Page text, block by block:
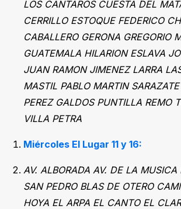
LOS CANTAROS CUESTA DEL
CERRILLO ESTOQUE FEDERICO
CABALLERO GERONA GREGORIO
GUATEMALA HILARION ESLAVA
JUAN RAMON JIMENEZ LARRA
MASTIL PABLO MARTIN
PEREZ GALDOS PUNTILLA REMO
VILLA PETRA
Miércoles El Lugar 11 y 16:
AV. ALBORADA AV. DE LA MUSICA
SAN PEDRO BLAS DE OTERO
HOYA EL ARPA EL CANTO EL